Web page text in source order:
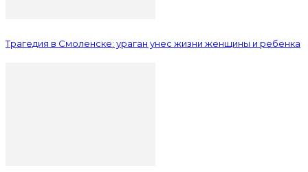
Трагедия в Смоленске: ураган унес жизни женщины и ребенка